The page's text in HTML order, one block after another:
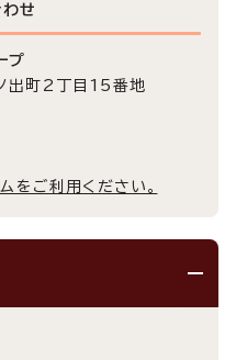
せ
プ
町2丁目15番地
をご利用ください。